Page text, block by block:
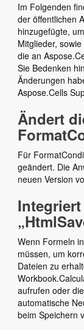
Im Folgenden
der öffentlichen
hinzugefügte,
Mitglieder,
die an
Sie Bedenken
Änderungen
Aspose.Cells
Ändert
Für
geändert. Die
neuen Version
Wenn Formeln
müssen, um
Dateien zu
aufrufen oder
automatische
beim Speichern